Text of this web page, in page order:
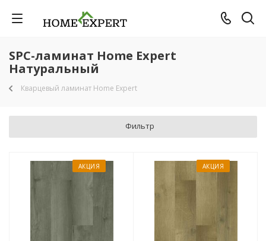
SPC-ламинат Home Expert
Натуральный
Кварцевый ламинат Home Expert
Фильтр
АКЦИЯ АКЦИЯ